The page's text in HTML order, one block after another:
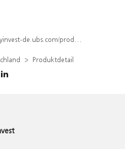
produkt/detail/index/isin/DE000WA62XT1
Produktdetail